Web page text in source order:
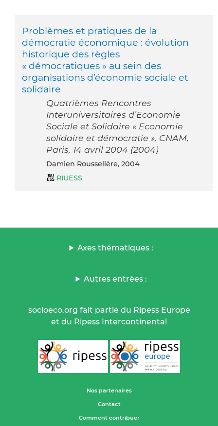
Problèmes et pratiques de la
démocratie économique : évolution
historique des règles
« démocratiques » au sein des
organisations d’économie sociale et
solidaire
Quatrièmes Rencontres
Interuniversitaires d’Economie
Sociale et Solidaire « Economie
solidaire et démocratie », CNAM,
Paris, 14 avril 2004 (2004)
Damien Rousselière, 2004
RIUESS
Axes thématiques :
Autres entrées :
socioeco.org fait partie du Ripess Europe
et du Ripess Intercontinental
Nos partenaires
Contact
Comment contribuer